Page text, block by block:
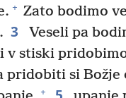
+ Zato bodimo
3 Veseli pa
v stiski
pridobiti si Božje
+